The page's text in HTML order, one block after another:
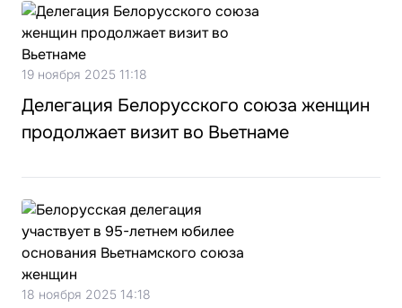
19 ноября 2025 11:18
Делегация Белорусского союза женщин
продолжает визит во Вьетнаме
18 ноября 2025 14:18